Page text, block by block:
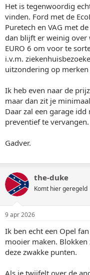
Het is tegenwoordig
vinden. Ford met de
Puretech en VAG met
dan blijft er weinig over
EURO 6 om voor te
i.v.m.
uitzondering op
Ik heb even naar de
maar dan zit je
Daar zal een garage
preventief te vervangen.
Gadver.
the-duke
Komt hier geregeld
9 apr 2026
Ik ben echt een Opel
mooier maken.
deze zwakke punten.
Als je twijfelt over de